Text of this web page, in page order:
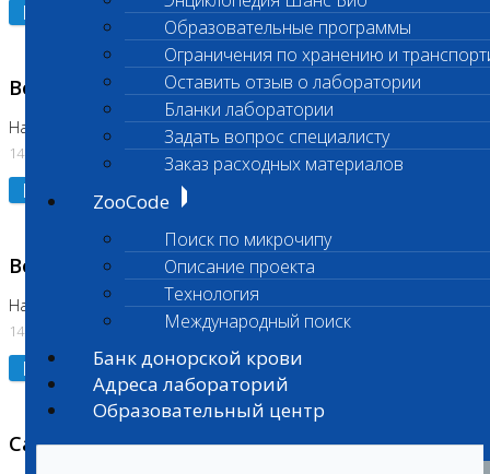
Образовательные программы
Ограничения по хранению и
Оставить отзыв о лаборатории
Бланки лаборатории
Задать вопрос специалисту
Заказ расходных материалов
ZooCode
Поиск по микрочипу
Описание проекта
Технология
Международный поиск
Банк донорской крови
Адреса лабораторий
Образовательный центр
Подробнее
Возобновлено выполнение исследования
На Нагорной (Код 961, 962)
14.07.2026
Подробнее
Возобновлено выполнение исследования
На Нагорной (Код 157)
14.07.2026
Подробнее
Санитарный день